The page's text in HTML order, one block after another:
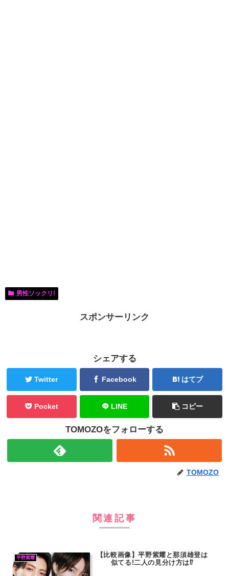
男性ソックリ!
スポンサーリンク
シェアする
Twitter Facebook はてブ
Pocket LINE コピー
TOMOZOをフォローする
TOMOZO
関連記事
平野紫耀
【比較画像】平野紫耀と那須雄登は
似てる!二人の見分け方は⁉